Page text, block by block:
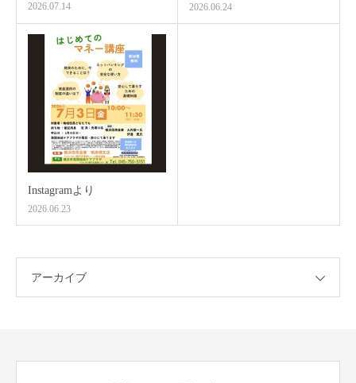
2026.07.14 2026.06.24
Instagramより
2026.06.23
アーカイブ